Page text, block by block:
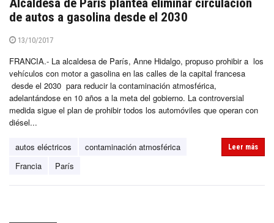
de autos a gasolina desde el 2030
13/10/2017
FRANCIA.- La alcaldesa de París, Anne Hidalgo, propuso prohibir a los
vehículos con motor a gasolina en las calles de la capital francesa
desde el 2030 para reducir la contaminación atmosférica,
adelantándose en 10 años a la meta del gobierno. La controversial
medida sigue el plan de prohibir todos los automóviles que operan con
diésel...
autos eléctricos
contaminación atmosférica
Francia
París
Leer más